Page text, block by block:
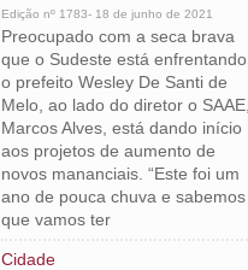
Edição nº 1783- 18 de junho de 2021
Preocupado com a seca brava
que o Sudeste está enfrentando,
o prefeito Wesley De Santi de
Melo, ao lado do diretor o SAAE,
Marcos Alves, está dando início
aos projetos de aumento de
novos mananciais. “Este foi um
ano de pouca chuva e sabemos
que vamos ter
Cidade